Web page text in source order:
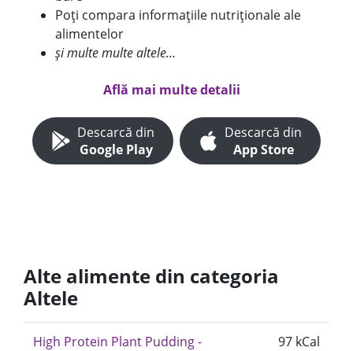
Poți compara informațiile nutriționale ale
alimentelor
și multe multe altele...
Află mai multe detalii
Descarcă din
Google Play
Descarcă din
App Store
Alte alimente din categoria
Altele
High Protein Plant Pudding -
97 kCal